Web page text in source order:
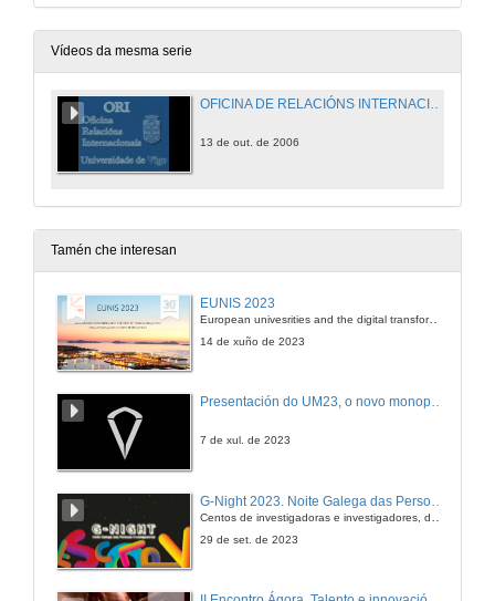
Vídeos da mesma serie
OFICINA DE RELACIÓNS INTERNACIONAIS (ORI) DA UNIVERSIDADE DE VIGO
13 de out. de 2006
Tamén che interesan
EUNIS 2023
European univesrities and the digital transformation: challenges and opportunities ahead
14 de xuño de 2023
Presentación do UM23, o novo monopraza de UVigo Motorsport
7 de xul. de 2023
Centos de investigadoras e investigadores, decenas de actividades e sete cidades
29 de set. de 2023